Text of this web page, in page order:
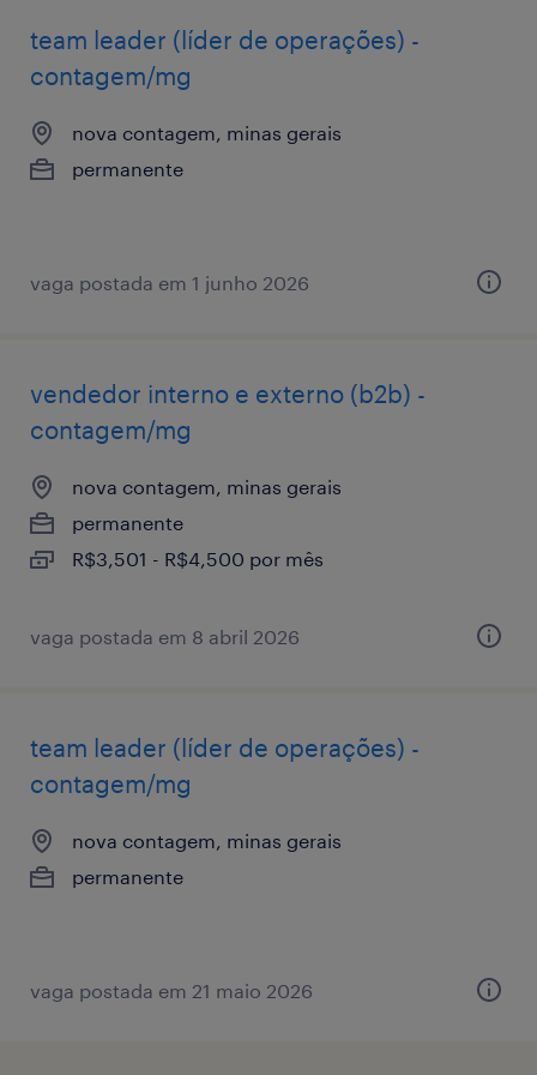
team leader (líder de operações) -
contagem/mg
nova contagem, minas gerais
permanente
vaga postada em 1 junho 2026
vendedor interno e externo (b2b) -
contagem/mg
nova contagem, minas gerais
permanente
R$3,501 - R$4,500 por mês
vaga postada em 8 abril 2026
team leader (líder de operações) -
contagem/mg
nova contagem, minas gerais
permanente
vaga postada em 21 maio 2026